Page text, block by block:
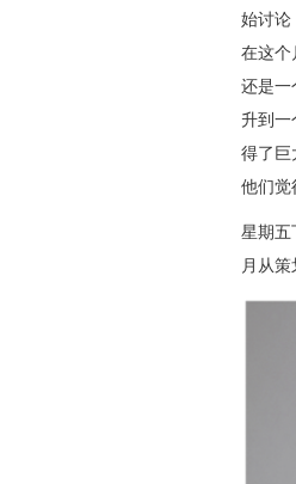
始讨论
在这个
还是一
升到一
得了巨
他们觉
星期五
月从